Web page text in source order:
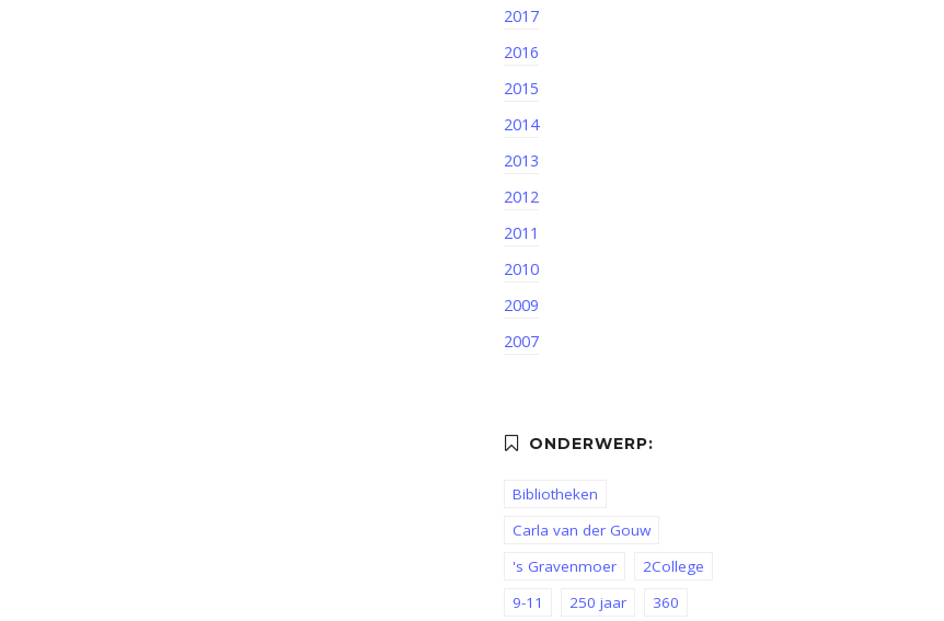
2017
2016
2015
2014
2013
2012
2011
2010
2009
2007
Bibliotheken
Carla van der Gouw
's Gravenmoer
2College
9-11
250 jaar
360